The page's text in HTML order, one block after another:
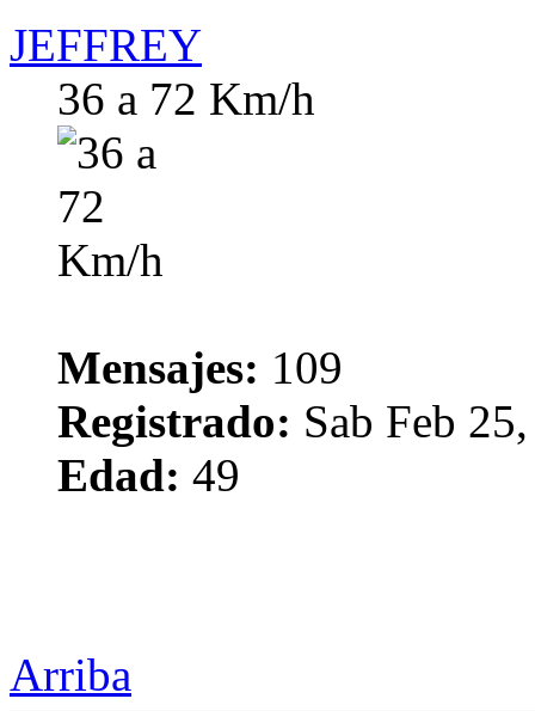
JEFFREY
36 a 72 Km/h
Mensajes: 109
Registrado: Sab Feb
Edad: 49
Arriba